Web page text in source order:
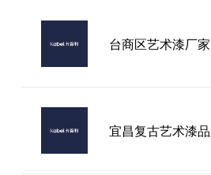
台商区艺术漆厂家
宜昌复古艺术漆